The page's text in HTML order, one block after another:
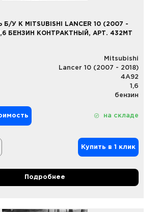
У К MITSUBISHI LANCER 10 (2007 -
БЕНЗИН КОНТРАКТНЫЙ, АРТ. 432MT
Mitsubishi
Lancer 10 (2007 - 2018)
4A92
1,6
бензин
на складе
Купить в 1 клик
Подробнее